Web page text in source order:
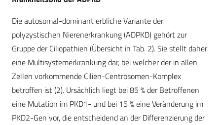
Die autosomal-dominant erbliche Variante der
polyzystischen Nierenerkrankung (ADPKD) gehört zur
Gruppe der Ciliopathien (Übersicht in Tab. 2). Sie stellt daher
eine Multisystemerkrankung dar, bei welcher der in allen
Zellen vorkommende Cilien-Centrosomen-Komplex
betroffen ist (2). Ursächlich liegt bei 85 % der Betroffenen
eine Mutation im PKD1- und bei 15 % eine Veränderung im
PKD2-Gen vor, die entscheidend an der Differenzierung der